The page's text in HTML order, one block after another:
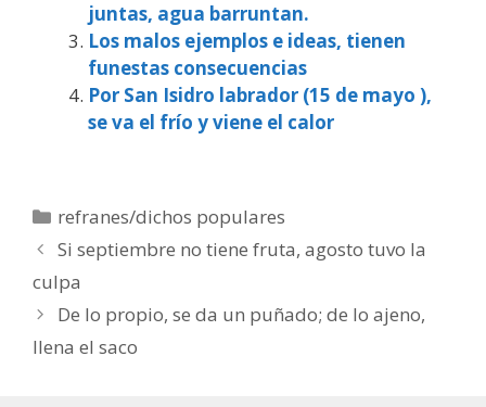
juntas, agua barruntan.
Los malos ejemplos e ideas, tienen
funestas consecuencias
Por San Isidro labrador (15 de mayo ),
se va el frío y viene el calor
Categorías
refranes/dichos populares
Si septiembre no tiene fruta, agosto tuvo la
culpa
De lo propio, se da un puñado; de lo ajeno,
llena el saco